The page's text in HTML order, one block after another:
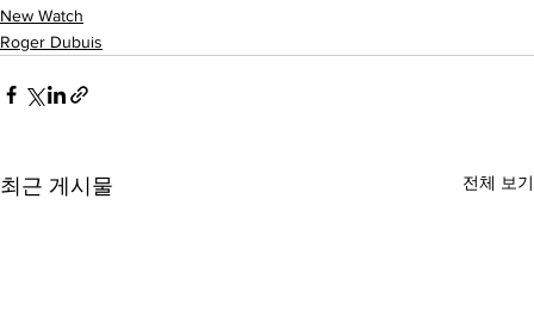
New Watch
Roger Dubuis
최근 게시물 전체 보기